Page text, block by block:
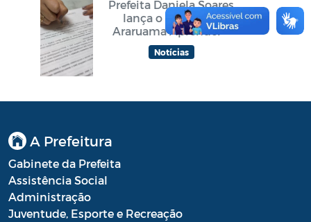
Prefeita Daniela Soares
lança o Programa
Araruama Aprender +
Notícias
A Prefeitura
Gabinete da Prefeita
Assistência Social
Administração
Juventude, Esporte e Recreação